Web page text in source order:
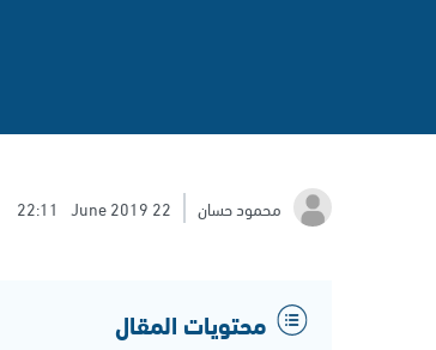
محمود حسان 22 June 2019
22:11
محتويات المقال